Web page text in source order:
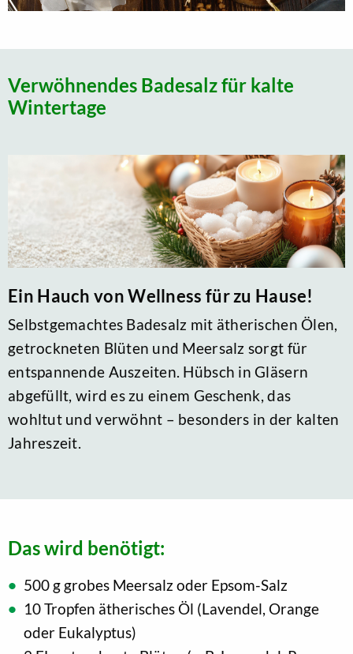
Verwöhnendes Badesalz für kalte
Wintertage
Ein Hauch von Wellness für zu Hause!
Selbstgemachtes Badesalz mit ätherischen Ölen,
getrockneten Blüten und Meersalz sorgt für
entspannende Auszeiten. Hübsch in Gläsern
abgefüllt, wird es zu einem Geschenk, das
wohltut und verwöhnt – besonders in der kalten
Jahreszeit.
Das wird benötigt:
500 g grobes Meersalz oder Epsom-Salz
10 Tropfen ätherisches Öl (Lavendel, Orange
oder Eukalyptus)